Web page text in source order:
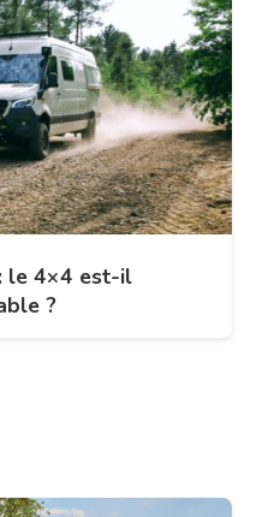
le 4×4 est-il
?